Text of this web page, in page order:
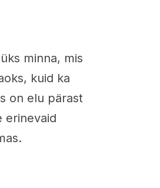
minna, mis
kuid ka
on elu pärast
erinevaid